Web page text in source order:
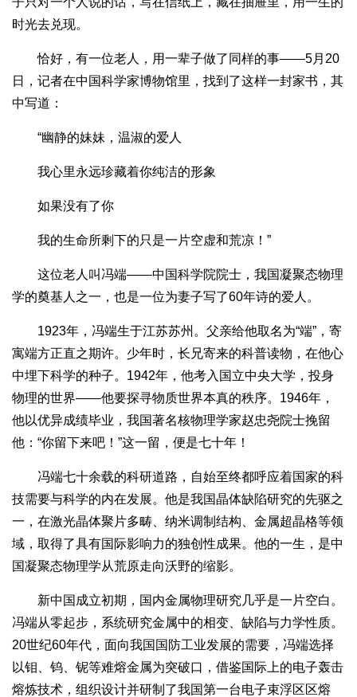
时光去兑现。
恰好，有一位老人，用一辈子做了同样的事——5月20
日，记者在中国科学家博物馆里，找到了这样一封家书，其
中写道：
“幽静的妹妹，温淑的爱人
我心里永远珍藏着你纯洁的形象
如果没有了你
我的生命所剩下的只是一片空虚和荒凉！”
这位老人叫冯端——中国科学院院士，我国凝聚态物理
学的奠基人之一，也是一位为妻子写了60年诗的爱人。
1923年，冯端生于江苏苏州。父亲给他取名为“端”，寄
寓端方正直之期许。少年时，长兄寄来的科普读物，在他心
中埋下科学的种子。1942年，他考入国立中央大学，投身
物理的世界——他要探寻物质世界本真的秩序。1946年，
他以优异成绩毕业，我国著名核物理学家赵忠尧院士挽留
他：“你留下来吧！”这一留，便是七十年！
冯端七十余载的科研道路，自始至终都呼应着国家的科
技需要与科学的内在发展。他是我国晶体缺陷研究的先驱之
一，在激光晶体聚片多畴、纳米调制结构、金属超晶格等领
域，取得了具有国际影响力的独创性成果。他的一生，是中
国凝聚态物理学从荒原走向沃野的缩影。
新中国成立初期，国内金属物理研究几乎是一片空白。
冯端从零起步，系统研究金属中的相变、缺陷与力学性质。
20世纪60年代，面向我国国防工业发展的需要，冯端选择
以钼、钨、铌等难熔金属为突破口，借鉴国际上的电子轰击
熔炼技术，组织设计并研制了我国第一台电子束浮区区熔